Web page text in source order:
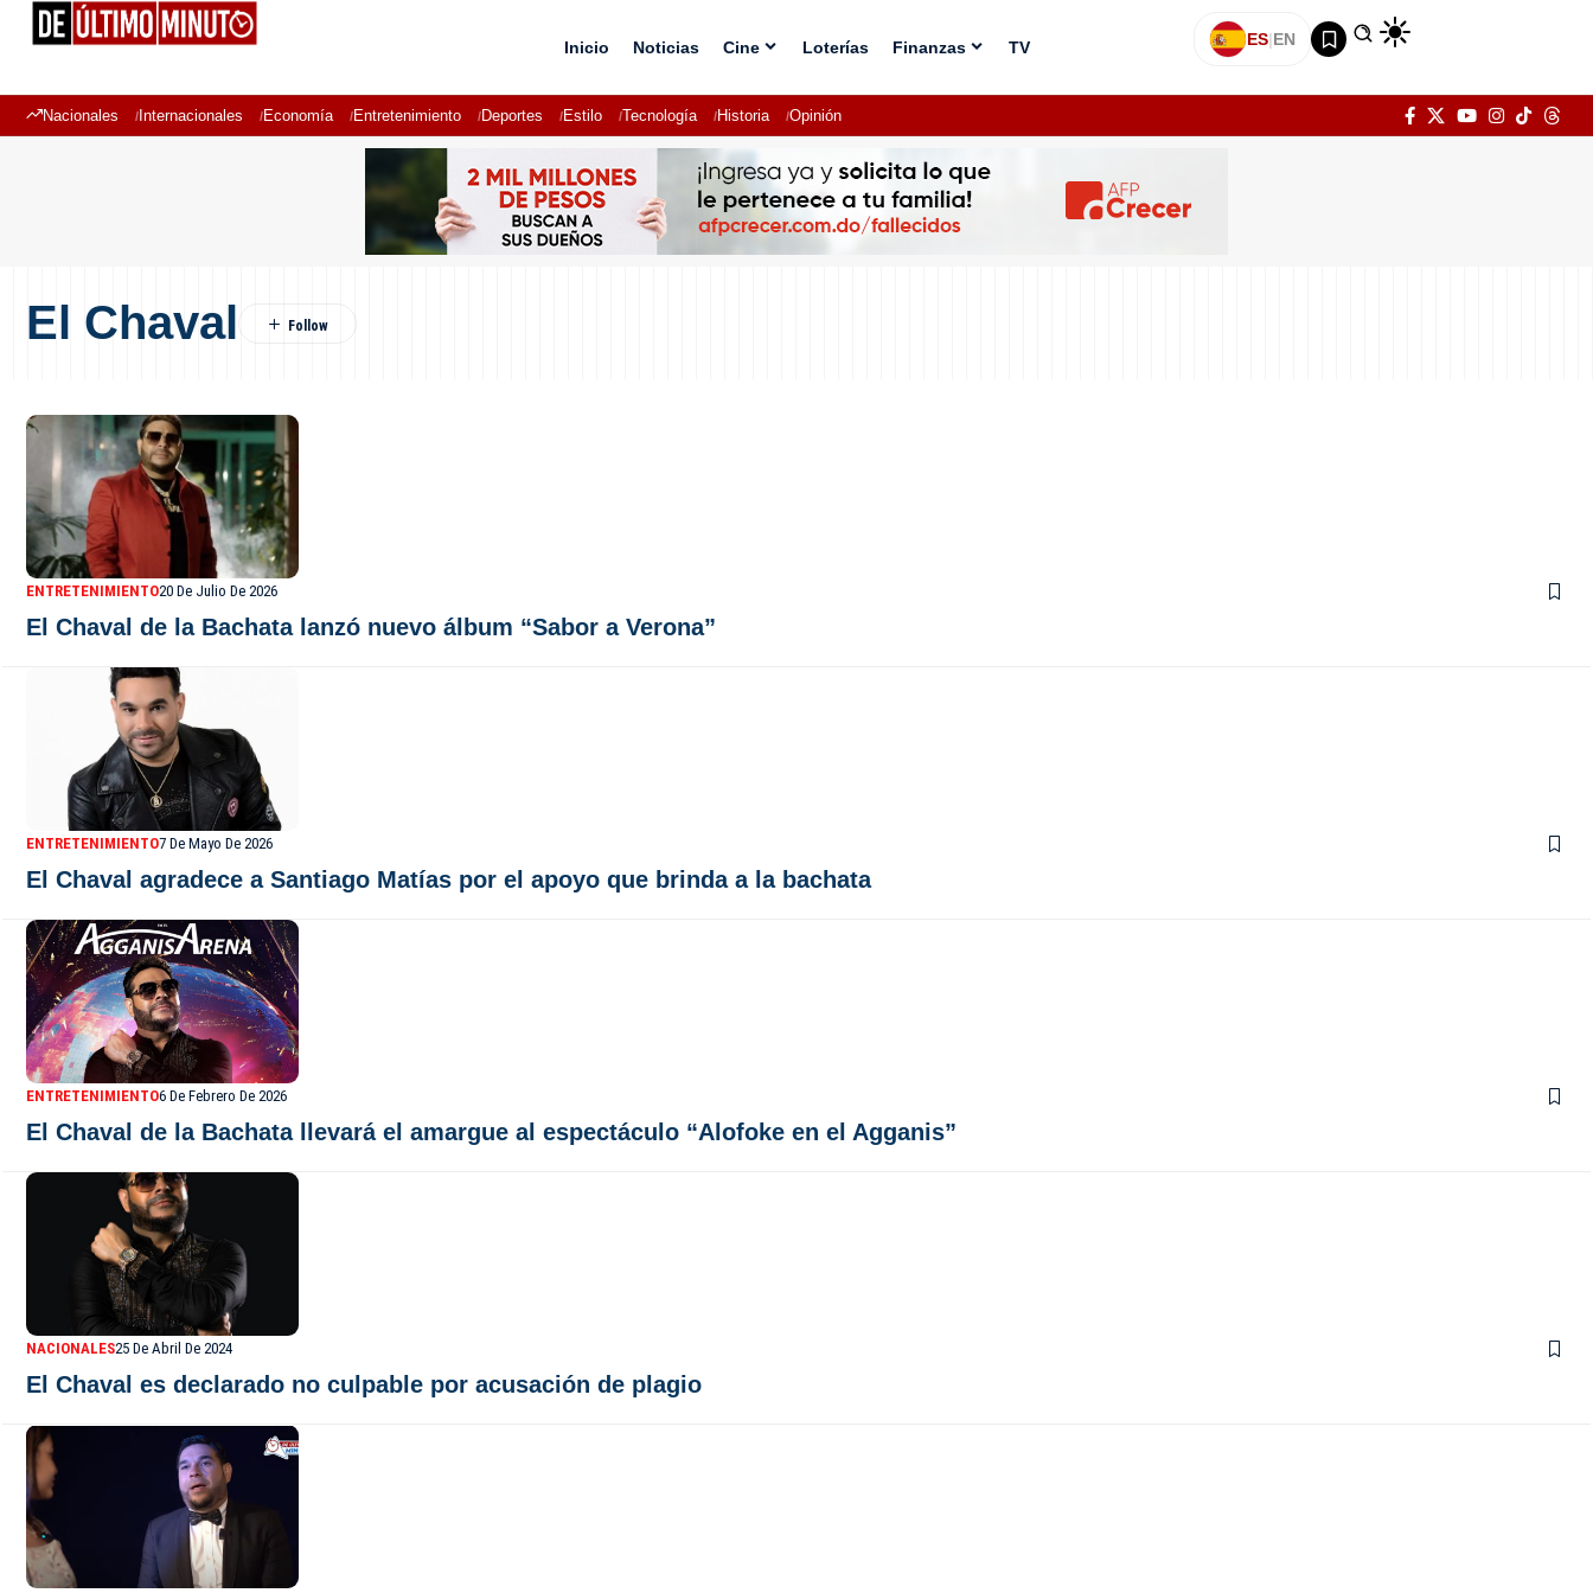
Inicio Noticias Cine Loterías Finanzas TV ES|EN
Nacionales Internacionales Economía Entretenimiento Deportes Estilo Tecnología Historia Opinión
El Chaval
ENTRETENIMIENTO20 De Julio De 2026
El Chaval de la Bachata lanzó nuevo álbum “Sabor a Verona”
ENTRETENIMIENTO7 De Mayo De 2026
El Chaval agradece a Santiago Matías por el apoyo que brinda a la bachata
ENTRETENIMIENTO6 De Febrero De 2026
El Chaval de la Bachata llevará el amargue al espectáculo “Alofoke en el Agganis”
NACIONALES25 De Abril De 2024
El Chaval es declarado no culpable por acusación de plagio